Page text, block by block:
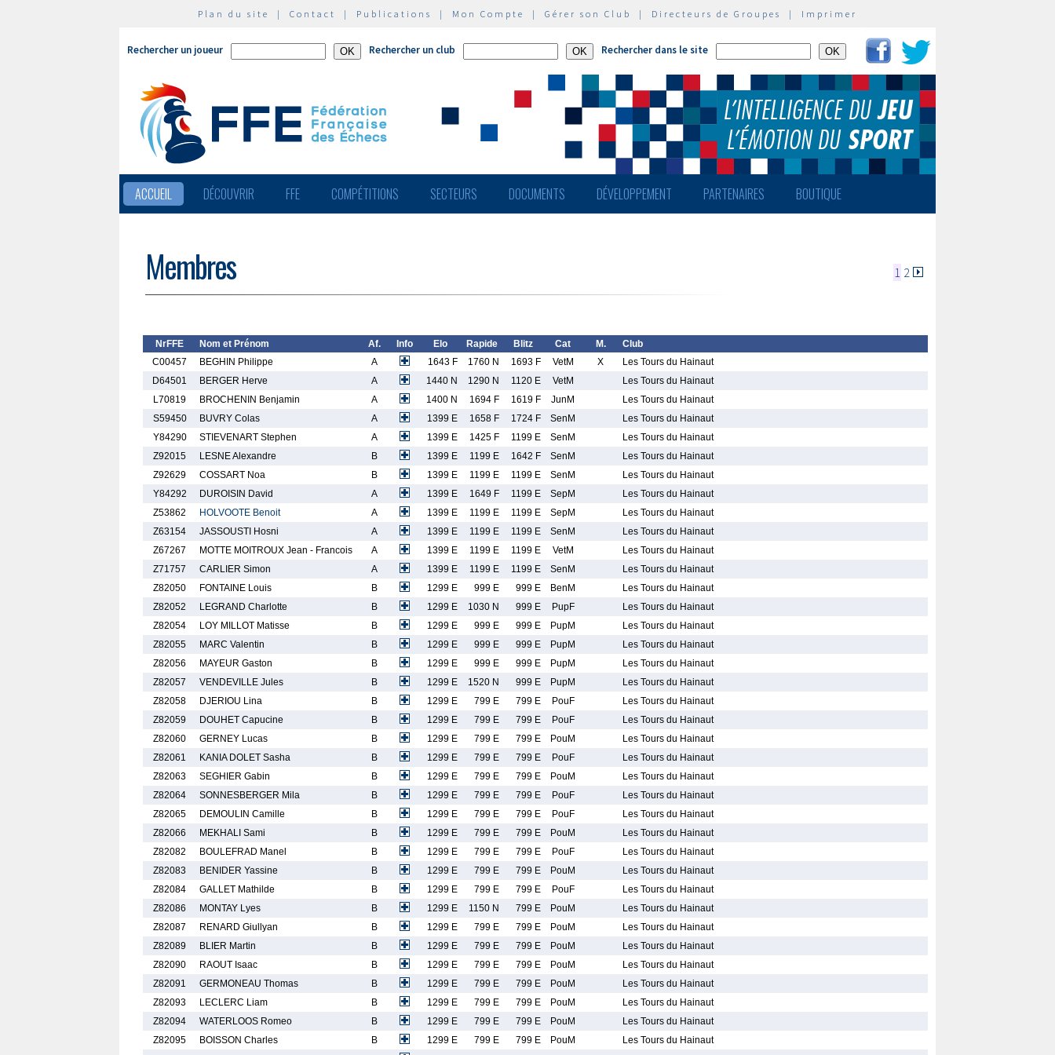
Plan du site | Contact | Publications | Mon Compte | Gérer son Club | Directeurs de Groupes | Imprimer
Rechercher un joueur Rechercher un club Rechercher dans le site
ACCUEIL DÉCOUVRIR FFE COMPÉTITIONS SECTEURS DOCUMENTS DÉVELOPPEMENT PARTENAIRES BOUTIQUE
Membres 1 2
NrFFE Nom et Prénom Af. Info Elo Rapide Blitz Cat M.
Club
C00457
BEGHIN Philippe A 1643 F 1760 N 1693 F VetM X
Les Tours du Hainaut
D64501
BERGER Herve A 1440 N 1290 N 1120 E VetM
Les Tours du Hainaut
L70819
BROCHENIN Benjamin A 1400 N 1694 F 1619 F JunM
Les Tours du Hainaut
S59450
BUVRY Colas A 1399 E 1658 F 1724 F SenM
Les Tours du Hainaut
Y84290
STIEVENART Stephen A 1399 E 1425 F 1199 E SenM
Les Tours du Hainaut
Z92015
LESNE Alexandre B 1399 E 1199 E 1642 F SenM
Les Tours du Hainaut
Z92629
COSSART Noa B 1399 E 1199 E 1199 E SenM
Les Tours du Hainaut
Y84292
DUROISIN David A 1399 E 1649 F 1199 E SepM
Les Tours du Hainaut
Z53862
HOLVOOTE Benoit A 1399 E 1199 E 1199 E SepM
Les Tours du Hainaut
Z63154
JASSOUSTI Hosni A 1399 E 1199 E 1199 E SenM
Les Tours du Hainaut
Z67267
MOTTE MOITROUX Jean - Francois A 1399 E 1199 E 1199 E VetM
Les Tours du Hainaut
Z71757
CARLIER Simon A 1399 E 1199 E 1199 E SenM
Les Tours du Hainaut
Z82050
FONTAINE Louis B 1299 E 999 E 999 E BenM
Les Tours du Hainaut
Z82052
LEGRAND Charlotte B 1299 E 1030 N 999 E PupF
Les Tours du Hainaut
Z82054
LOY MILLOT Matisse B 1299 E 999 E 999 E PupM
Les Tours du Hainaut
Z82055
MARC Valentin B 1299 E 999 E 999 E PupM
Les Tours du Hainaut
Z82056
MAYEUR Gaston B 1299 E 999 E 999 E PupM
Les Tours du Hainaut
Z82057
VENDEVILLE Jules B 1299 E 1520 N 999 E PupM
Les Tours du Hainaut
Z82058
DJERIOU Lina B 1299 E 799 E 799 E PouF
Les Tours du Hainaut
Z82059
DOUHET Capucine B 1299 E 799 E 799 E PouF
Les Tours du Hainaut
Z82060
GERNEY Lucas B 1299 E 799 E 799 E PouM
Les Tours du Hainaut
Z82061
KANIA DOLET Sasha B 1299 E 799 E 799 E PouF
Les Tours du Hainaut
Z82063
SEGHIER Gabin B 1299 E 799 E 799 E PouM
Les Tours du Hainaut
Z82064
SONNESBERGER Mila B 1299 E 799 E 799 E PouF
Les Tours du Hainaut
Z82065
DEMOULIN Camille B 1299 E 799 E 799 E PouF
Les Tours du Hainaut
Z82066
MEKHALI Sami B 1299 E 799 E 799 E PouM
Les Tours du Hainaut
Z82082
BOULEFRAD Manel B 1299 E 799 E 799 E PouF
Les Tours du Hainaut
Z82083
BENIDER Yassine B 1299 E 799 E 799 E PouM
Les Tours du Hainaut
Z82084
GALLET Mathilde B 1299 E 799 E 799 E PouF
Les Tours du Hainaut
Z82086
MONTAY Lyes B 1299 E 1150 N 799 E PouM
Les Tours du Hainaut
Z82087
RENARD Giullyan B 1299 E 799 E 799 E PouM
Les Tours du Hainaut
Z82089
BLIER Martin B 1299 E 799 E 799 E PouM
Les Tours du Hainaut
Z82090
RAOUT Isaac B 1299 E 799 E 799 E PouM
Les Tours du Hainaut
Z82091
GERMONEAU Thomas B 1299 E 799 E 799 E PouM
Les Tours du Hainaut
Z82093
LECLERC Liam B 1299 E 799 E 799 E PouM
Les Tours du Hainaut
Z82094
WATERLOOS Romeo B 1299 E 799 E 799 E PouM
Les Tours du Hainaut
Z82095
BOISSON Charles B 1299 E 799 E 799 E PouM
Les Tours du Hainaut